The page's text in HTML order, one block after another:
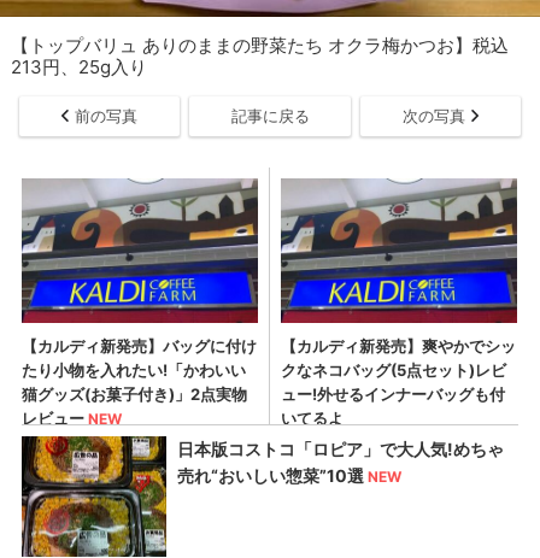
【トップバリュ ありのままの野菜たち オクラ梅かつお】税込
213円、25g入り
前の写真 記事に戻る 次の写真